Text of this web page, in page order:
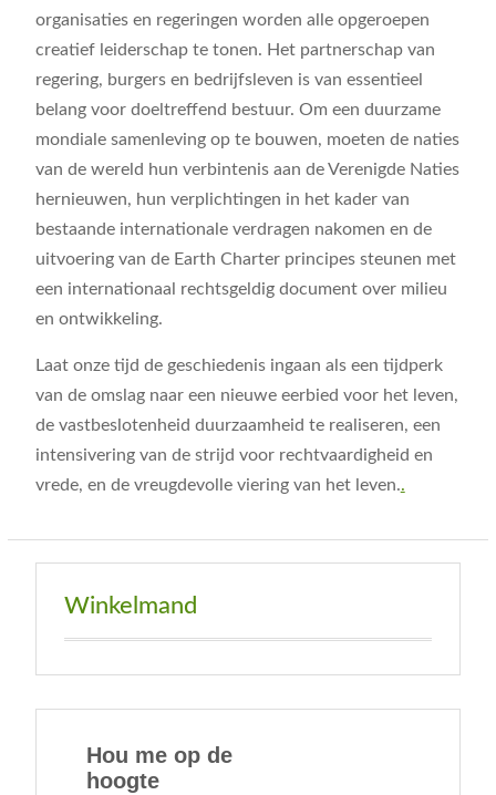
organisaties en regeringen worden alle opgeroepen
creatief leiderschap te tonen. Het partnerschap van
regering, burgers en bedrijfsleven is van essentieel
belang voor doeltreffend bestuur. Om een duurzame
mondiale samenleving op te bouwen, moeten de naties
van de wereld hun verbintenis aan de Verenigde Naties
hernieuwen, hun verplichtingen in het kader van
bestaande internationale verdragen nakomen en de
uitvoering van de Earth Charter principes steunen met
een internationaal rechtsgeldig document over milieu
en ontwikkeling.
Laat onze tijd de geschiedenis ingaan als een tijdperk
van de omslag naar een nieuwe eerbied voor het leven,
de vastbeslotenheid duurzaamheid te realiseren, een
intensivering van de strijd voor rechtvaardigheid en
vrede, en de vreugdevolle viering van het leven..
Winkelmand
Hou me op de
hoogte